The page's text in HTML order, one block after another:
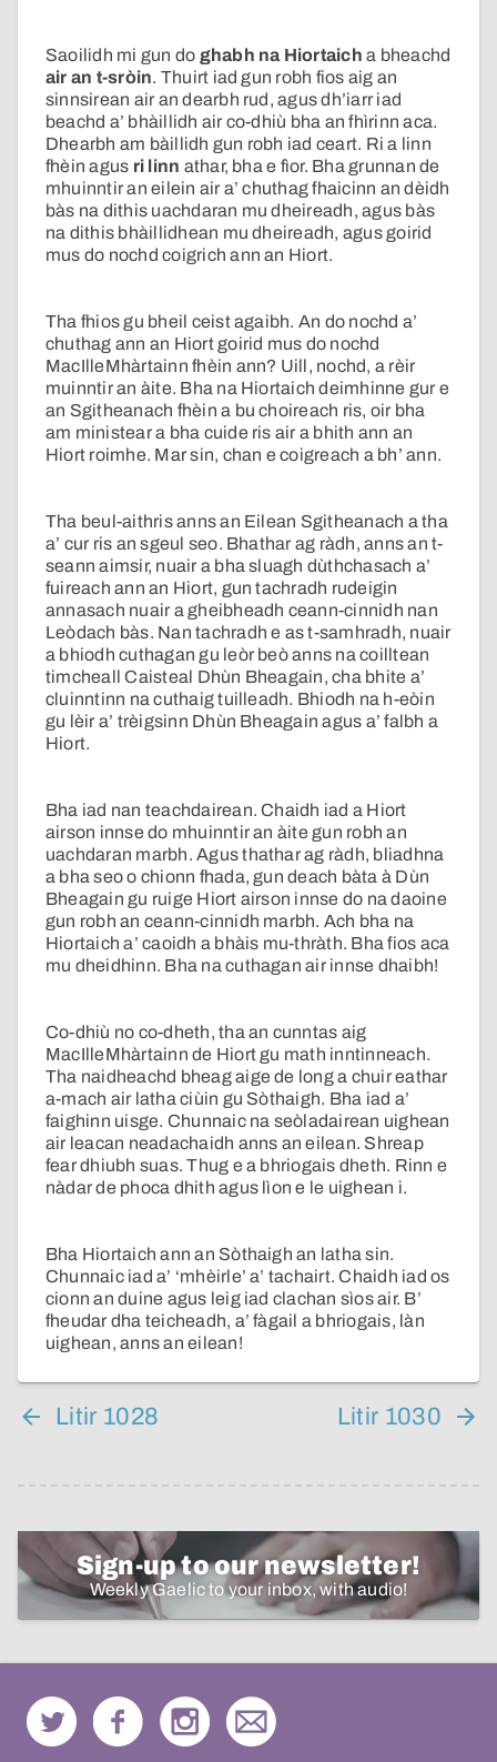
Saoilidh mi gun do ghabh na Hiortaicha bheachd
air an t-sròin. Thuirt iad gun robh fios aig an
sinnsirean air an dearbh rud, agus dh’iarr iad
beachd a’ bhàillidh air co-dhiù bha an fhìrinn aca.
Dhearbh am bàillidh gun robh iad ceart. Ri a linn
fhèin agus ri linn athar, bha e fìor. Bha grunnan de
mhuinntir an eilein air a’ chuthag fhaicinn an dèidh
bàs na dithis uachdaran mu dheireadh, agus bàs
na dithis bhàillidhean mu dheireadh, agus goirid
mus do nochd coigrich ann an Hiort.
Tha fhios gu bheil ceist agaibh. An do nochd a’
chuthag ann an Hiort goirid mus do nochd
MacIlleMhàrtainn fhèin ann? Uill, nochd, a rèir
muinntir an àite. Bha na Hiortaich deimhinne gur e
an Sgitheanach fhèin a bu choireach ris, oir bha
am ministear a bha cuide ris air a bhith ann an
Hiort roimhe. Mar sin, chan e coigreach a bh’ ann.
Tha beul-aithris anns an Eilean Sgitheanach a tha
a’ cur ris an sgeul seo. Bhathar ag ràdh, anns an t-
seann aimsir, nuair a bha sluagh dùthchasach a’
fuireach ann an Hiort, gun tachradh rudeigin
annasach nuair a gheibheadh ceann-cinnidh nan
Leòdach bàs. Nan tachradh e as t-samhradh, nuair
a bhiodh cuthagan gu leòr beò anns na coilltean
timcheall Caisteal Dhùn Bheagain, cha bhite a’
cluinntinn na cuthaig tuilleadh. Bhiodh na h-eòin
gu lèir a’ trèigsinn Dhùn Bheagain agus a’ falbh a
Hiort.
Bha iad nan teachdairean. Chaidh iad a Hiort
airson innse do mhuinntir an àite gun robh an
uachdaran marbh. Agus thathar ag ràdh, bliadhna
a bha seo o chionn fhada, gun deach bàta à Dùn
Bheagain gu ruige Hiort airson innse do na daoine
gun robh an ceann-cinnidh marbh. Ach bha na
Hiortaich a’ caoidh a bhàis mu-thràth. Bha fios aca
mu dheidhinn. Bha na cuthagan air innse dhaibh!
Co-dhiù no co-dheth, tha an cunntas aig
MacIlleMhàrtainn de Hiort gu math inntinneach.
Tha naidheachd bheag aige de long a chuir eathar
a-mach air latha ciùin gu Sòthaigh. Bha iad a’
faighinn uisge. Chunnaic na seòladairean uighean
air leacan neadachaidh anns an eilean. Shreap
fear dhiubh suas. Thug e a bhriogais dheth. Rinn e
nàdar de phoca dhith agus lìon e le uighean i.
Bha Hiortaich ann an Sòthaigh an latha sin.
Chunnaic iad a’ ‘mhèirle’ a’ tachairt. Chaidh iad os
cionn an duine agus leig iad clachan sìos air. B’
fheudar dha teicheadh, a’ fàgail a bhriogais, làn
uighean, anns an eilean!
Litir 1028 Litir 1030
Sign-up to our newsletter!
Weekly Gaelic to your inbox, with audio!